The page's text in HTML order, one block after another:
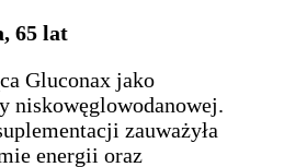
65 lat
Gluconax jako
niskowęglowodanowej.
zauważyła
energii oraz